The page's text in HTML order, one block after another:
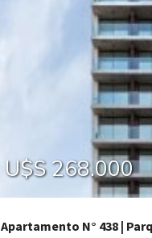
U$S 144.000
U$S 268.000
Apartamento N° 438 |
U$S 290.000